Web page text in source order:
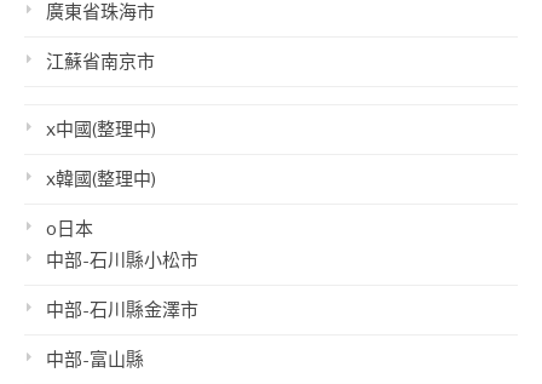
廣東省珠海市
江蘇省南京市
x中國(整理中)
x韓國(整理中)
o日本
中部-石川縣小松市
中部-石川縣金澤市
中部-富山縣